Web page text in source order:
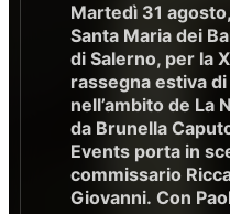
Martedì 31
Santa Maria dei
di Salerno, per la
rassegna estiva
nell’ambito de La
da Brunella
Events porta in
commissario
Giovanni. Con